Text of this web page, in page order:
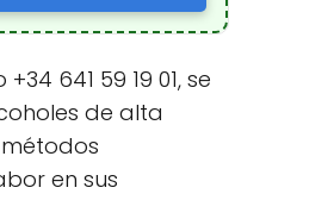
641 59 19 01, se
de alta
en sus